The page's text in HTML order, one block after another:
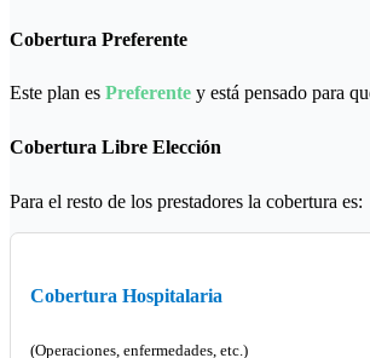
Cobertura Preferente
Este plan es Preferente y está pensado para
Cobertura Libre Elección
Para el resto de los prestadores la cobertura es:
Cobertura Hospitalaria
(Operaciones, enfermedades, etc.)